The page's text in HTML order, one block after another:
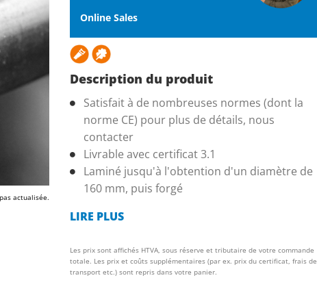
actualisée.
Online Sales
Description du produit
Satisfait à de nombreuses normes (dont la
norme CE) pour plus de détails, nous
contacter
Livrable avec certificat 3.1
Laminé jusqu'à l'obtention d'un diamètre de
160 mm, puis forgé
LIRE PLUS
Les prix sont affichés HTVA, sous réserve et tributaire de votre commande
totale. Les prix et coûts supplémentaires (par ex. prix du certificat, frais de
transport etc.) sont repris dans votre panier.